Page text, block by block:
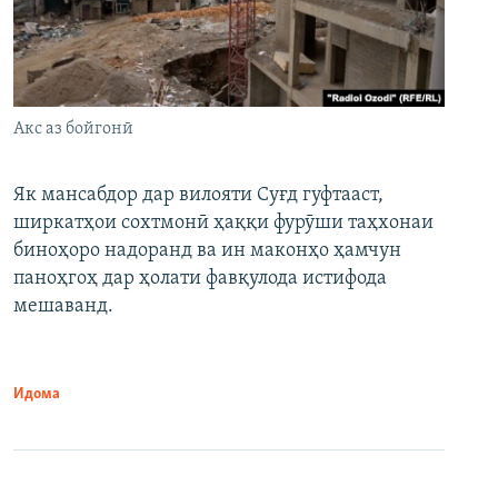
Акс аз бойгонӣ
Як мансабдор дар вилояти Суғд гуфтааст,
ширкатҳои сохтмонӣ ҳаққи фурӯши таҳхонаи
биноҳоро надоранд ва ин маконҳо ҳамчун
паноҳгоҳ дар ҳолати фавқулода истифода
мешаванд.
Идома